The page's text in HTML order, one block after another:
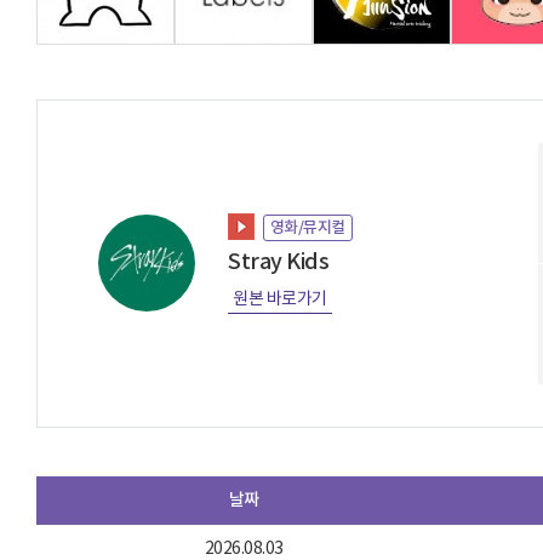
영화/뮤지컬
Stray Kids
원본 바로가기
날짜
2026.08.03